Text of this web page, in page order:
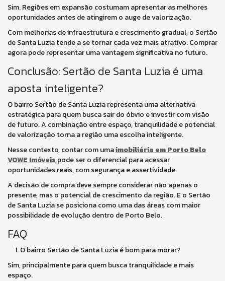
Sim. Regiões em expansão costumam apresentar as melhores
oportunidades antes de atingirem o auge de valorização.
Com melhorias de infraestrutura e crescimento gradual, o Sertão
de Santa Luzia tende a se tornar cada vez mais atrativo. Comprar
agora pode representar uma vantagem significativa no futuro.
Conclusão: Sertão de Santa Luzia é uma
aposta inteligente?
O bairro Sertão de Santa Luzia representa uma alternativa
estratégica para quem busca sair do óbvio e investir com visão
de futuro. A combinação entre espaço, tranquilidade e potencial
de valorização torna a região uma escolha inteligente.
Nesse contexto, contar com umaimobiliária em Porto Belo
VOWE Imóveis pode ser o diferencial para acessar
oportunidades reais, com segurança e assertividade.
A decisão de compra deve sempre considerar não apenas o
presente, mas o potencial de crescimento da região. E o Sertão
de Santa Luzia se posiciona como uma das áreas com maior
possibilidade de evolução dentro de Porto Belo.
FAQ
O bairro Sertão de Santa Luzia é bom para morar?
Sim, principalmente para quem busca tranquilidade e mais
espaço.